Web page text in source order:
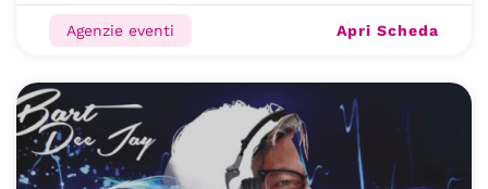
Agenzie eventi Apri Scheda